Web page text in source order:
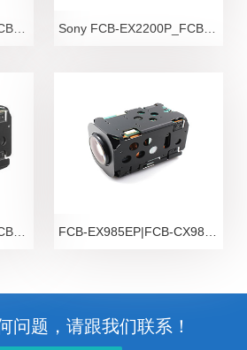
Sony FCB-EX2200P_FCB-CX2200P
问题，请跟我们联系！